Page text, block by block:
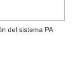
del sistema PA